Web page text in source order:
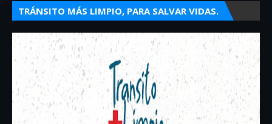
TRÁNSITO MÁS LIMPIO, PARA SALVAR VIDAS.